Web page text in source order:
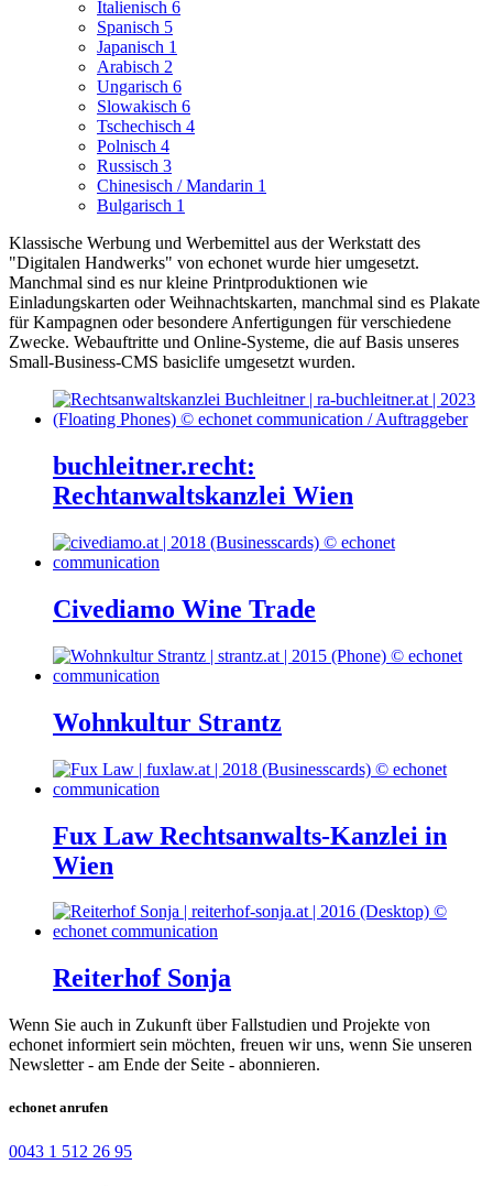
Italienisch 6
Spanisch 5
Japanisch 1
Arabisch 2
Ungarisch 6
Slowakisch 6
Tschechisch 4
Polnisch 4
Russisch 3
Chinesisch / Mandarin 1
Bulgarisch 1
Klassische Werbung und Werbemittel aus der Werkstatt des
"Digitalen Handwerks" von echonet wurde hier umgesetzt.
Manchmal sind es nur kleine Printproduktionen wie
Einladungskarten oder Weihnachtskarten, manchmal sind es Plakate
für Kampagnen oder besondere Anfertigungen für verschiedene
Zwecke. Webauftritte und Online-Systeme, die auf Basis unseres
Small-Business-CMS basiclife umgesetzt wurden.
buchleitner.recht:
Rechtanwaltskanzlei Wien
Civediamo Wine Trade
Wohnkultur Strantz
Fux Law Rechtsanwalts-Kanzlei in
Wien
Reiterhof Sonja
Wenn Sie auch in Zukunft über Fallstudien und Projekte von
echonet informiert sein möchten, freuen wir uns, wenn Sie unseren
Newsletter - am Ende der Seite - abonnieren.
echonet anrufen
0043 1 512 26 95